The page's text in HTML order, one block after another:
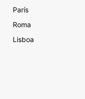
París
Roma
Lisboa